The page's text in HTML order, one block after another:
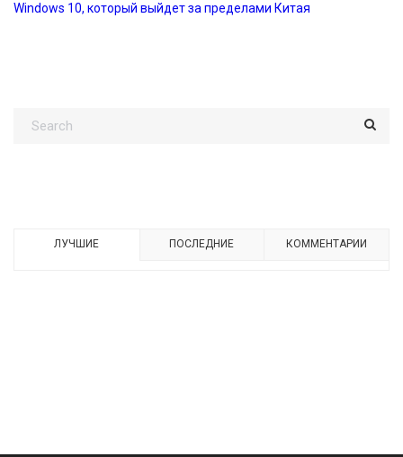
Windows 10, который выйдет за пределами Китая
ЛУЧШИЕ ПОСЛЕДНИЕ КОММЕНТАРИИ